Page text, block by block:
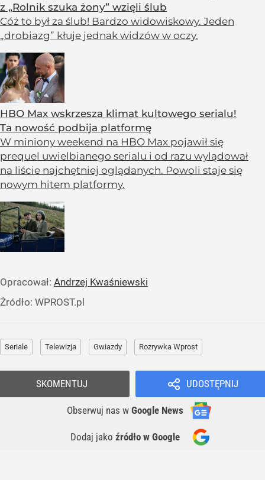
z „Rolnik szuka żony” wzięli ślub
Cóż to był za ślub! Bardzo widowiskowy. Jeden
„drobiazg” kłuje jednak widzów w oczy.
HBO Max wskrzesza klimat kultowego serialu!
Ta nowość podbija platformę
W miniony weekend na HBO Max pojawił się
prequel uwielbianego serialu i od razu wylądował
na liście najchętniej oglądanych. Powoli staje się
nowym hitem platformy.
Opracował: Andrzej Kwaśniewski
Źródło: WPROST.pl
Seriale Telewizja Gwiazdy Rozrywka Wprost
UDOSTĘPNIJ
Obserwuj nas w Google News
Dodaj jako źródło w Google
SKOMENTUJ